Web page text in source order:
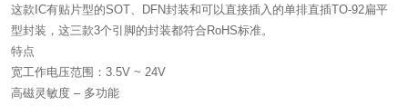
这款IC有贴片型的SOT、DFN封装和可以直接插入的单排直插TO-92扁平
型封装，这三款3个引脚的封装都符合RoHS标准。
特点
宽工作电压范围：3.5V ~ 24V
高磁灵敏度 – 多功能